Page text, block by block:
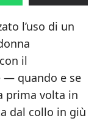
l’uso di un
il
— quando e se
prima volta in
dal collo in giù